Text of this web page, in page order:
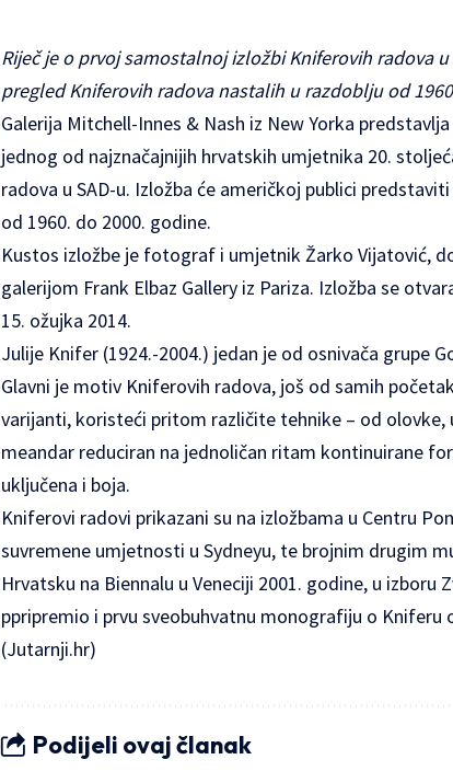
Riječ je o prvoj samostalnoj izložbi Kniferovih radova
pregled Kniferovih radova nastalih u razdoblju od
Galerija Mitchell-Innes & Nash iz New Yorka
jednog od najznačajnijih hrvatskih umjetnika 20.
radova u SAD-u. Izložba će američkoj publici
od 1960. do 2000. godine.
Kustos izložbe je fotograf i umjetnik Žarko Vijatović,
galerijom Frank Elbaz Gallery iz Pariza. Izložba se
15. ožujka 2014.
Julije Knifer (1924.-2004.) jedan je od osnivača grupe
Glavni je motiv Kniferovih radova, još od samih
varijanti, koristeći pritom različite tehnike – od olovke,
meandar reduciran na jednoličan ritam kontinuirane
uključena i boja.
Kniferovi radovi prikazani su na izložbama u Centru
suvremene umjetnosti u Sydneyu, te brojnim drugim
Hrvatsku na Biennalu u Veneciji 2001. godine, u
ppripremio i prvu sveobuhvatnu monografiju o Kniferu
(Jutarnji.hr)
Podijeli ovaj članak